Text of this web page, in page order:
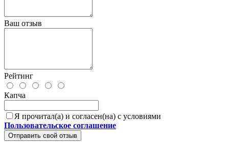
Ваш отзыв
Рейтинг
Капча
Я прочитал(а) и согласен(на) с условиями
Пользовательское соглашение
Отправить свой отзыв